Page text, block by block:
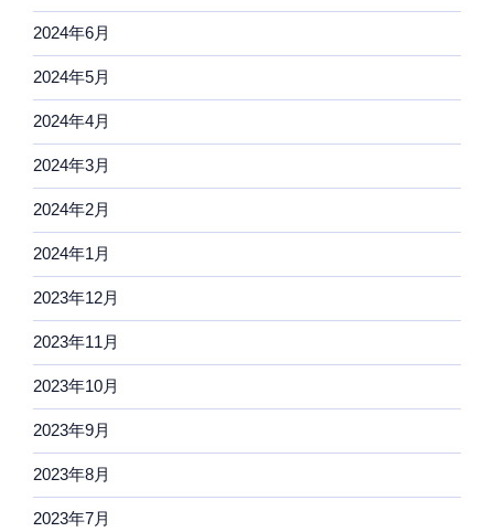
2024年6月
2024年5月
2024年4月
2024年3月
2024年2月
2024年1月
2023年12月
2023年11月
2023年10月
2023年9月
2023年8月
2023年7月